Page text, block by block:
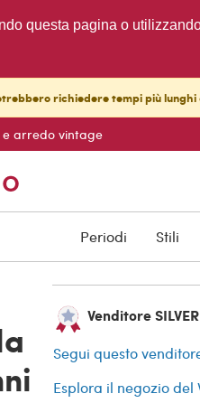
questa pagina o
richiedere tempi più lunghi
e arredo vintage
Periodi Stili
Venditore
Segui questo
Esplora il negozio del